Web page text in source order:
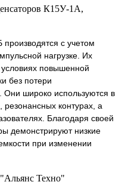
К15У-1А,
с учетом
нагрузке. Их
условиях повышенной
без потери
Они широко используются в
контурах, а
Благодаря своей
демонстрируют низкие
при изменении
Техно"